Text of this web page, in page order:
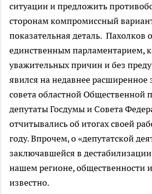
ситуации и предложить
сторонам компромиссный
показательная деталь. Пахолков
единственным парламентарием,
уважительных причин и без
явился на недавнее расширенное
совета областной Общественной
депутаты Госдумы и Совета
отчитывались об итогах своей
году. Впрочем, о «депутатской
заключавшейся в
нашем регионе, общественности
известно.